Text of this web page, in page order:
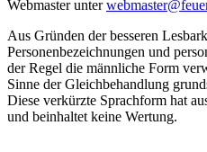
Webmaster unter
Aus Gründen der besseren
Personenbezeichnungen und
der Regel die männliche Form
Sinne der Gleichbehandlung
Diese verkürzte Sprachform hat
und beinhaltet keine Wertung.